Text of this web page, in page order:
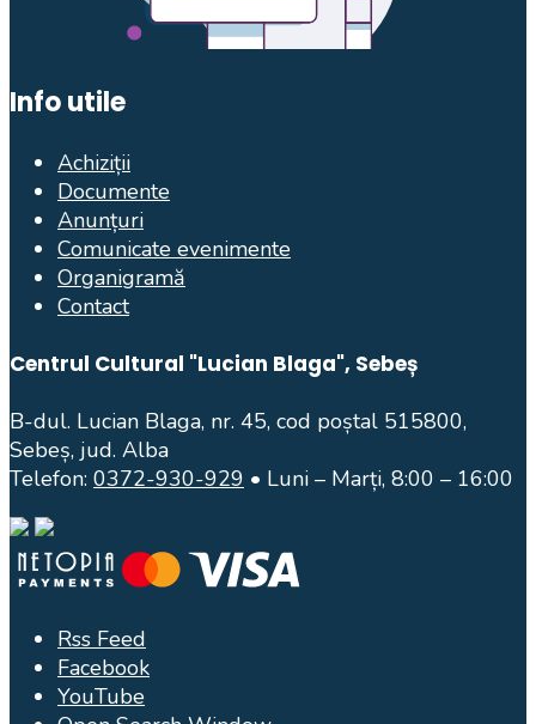
Info utile
Achiziții
Documente
Anunțuri
Comunicate evenimente
Organigramă
Contact
Centrul Cultural "Lucian Blaga", Sebeș
B-dul. Lucian Blaga, nr. 45, cod poștal 515800,
Sebeș, jud. Alba
Telefon: 0372-930-929 • Luni – Marți, 8:00 – 16:00
Rss Feed
Facebook
YouTube